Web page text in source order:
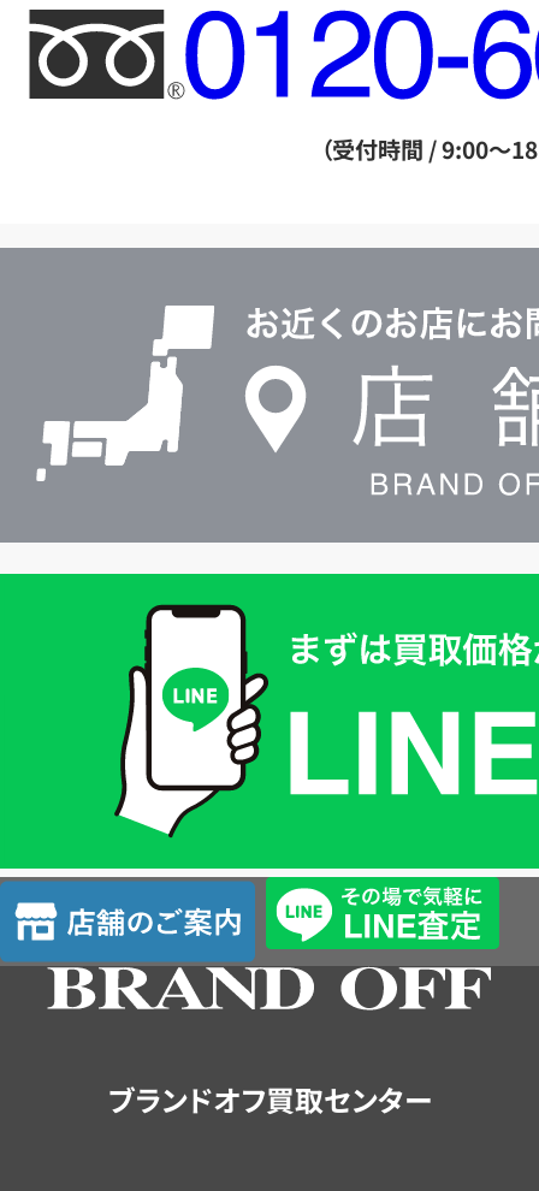
フ
リ
ー
ル
（受付時間 / 9:00～
査
定
店
舗
の
ブランドオフ買取センター